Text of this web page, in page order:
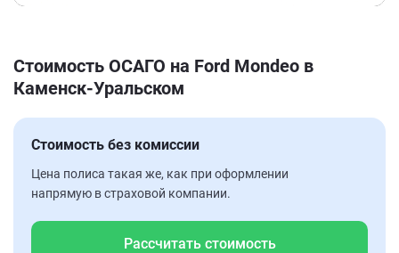
Стоимость ОСАГО на Ford Mondeo в
Каменск-Уральском
Стоимость без комиссии
Цена полиса такая же, как при оформлении
напрямую в страховой компании.
Рассчитать стоимость